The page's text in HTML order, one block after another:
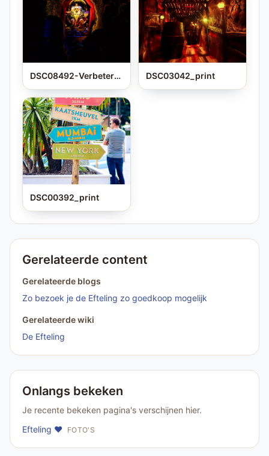
DSC08492-Verbeterd-NR_print DSC03042_print
DSC00392_print
Gerelateerde content
Gerelateerde blogs
Zo bezoek je de Efteling zo goedkoop mogelijk
Gerelateerde wiki
De Efteling
Onlangs bekeken
Je recente bekeken pagina's verschijnen hier.
Efteling ❤️
FOTO'S